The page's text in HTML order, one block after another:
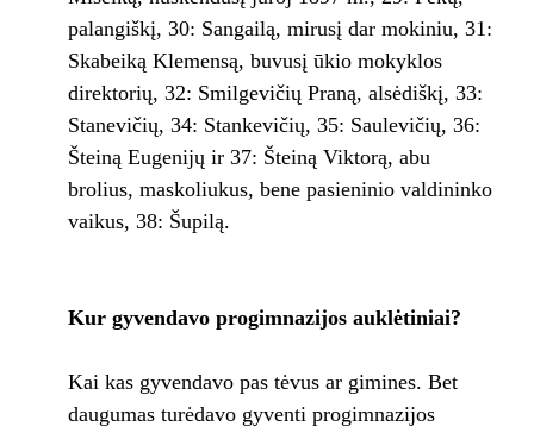
palangiškį, 30: Sangailą, mirusį dar mokiniu, 31:
Skabeiką Klemensą, buvusį ūkio mokyklos
direktorių, 32: Smilgevičių Praną, alsėdiškį, 33:
Stanevičių, 34: Stankevi­čių, 35: Saulevičių, 36:
Šteiną Eugenijų ir 37: Šteiną Viktorą, abu
brolius, maskoliukus, bene pasieninio valdininko
vaikus, 38: Šupilą.
Kur gyvendavo progimnazijos auklėtiniai?
Kai kas gyvendavo pas tėvus ar gimines. Bet
daugumas turėdavo gyventi progimnazijos